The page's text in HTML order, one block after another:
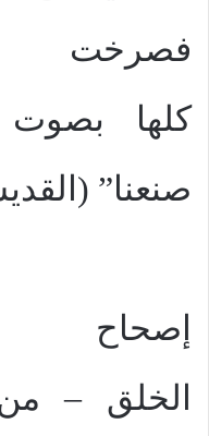
فصرخت
كلها
صنعنا”
إصحاح
الخلق –